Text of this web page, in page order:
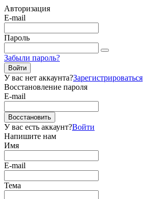
Авторизация
E-mail
Пароль
Забыли пароль?
Войти
У вас нет аккаунта?Зарегистрироваться
Восстановление пароля
E-mail
Восстановить
У вас есть аккаунт?Войти
Напишите нам
Имя
E-mail
Тема